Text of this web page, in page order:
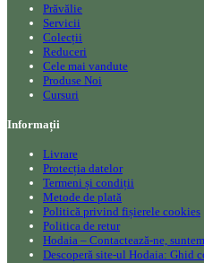
Prăvălie
Servicii
Colecții
Reduceri
Cele mai vandute
Produse Noi
Cursuri
Informații
Livrare
Protecția datelor
Termeni și condiții
Metode de plată
Politică privind fișierele cookies
Politica de retur
Hodaia – Contactează-ne,
Descoperă site-ul Hodaia: Ghid